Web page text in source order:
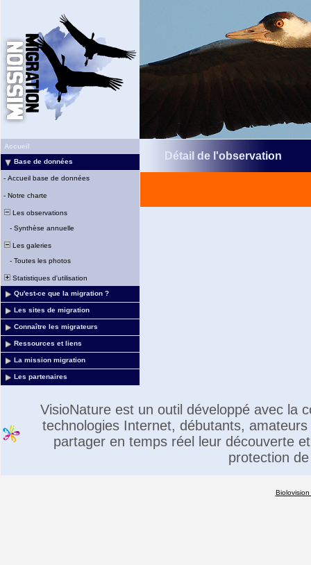
Accueil
Base de données
- Accueil base de données
- Notre charte
Les observations
- Synthèse annuelle
Les galeries
- Toutes les photos
Statistiques d'utilisation
Qu'est-ce que la migration ?
Les sites de migration
Connaître les migrateurs
Ressources et liens
La mission migration
Les partenaires
Détail de l'observation
VisioNature est un outil développé avec la
technologies Internet, débutants,
partager en temps réel leur découverte
protection
Biolovision